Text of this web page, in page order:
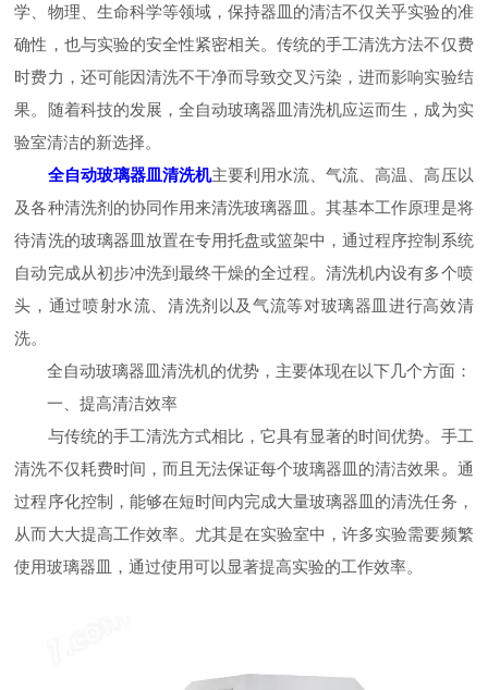
学、物理、生命科学等领域，保持器皿的清洁不仅关乎实验的准
确性，也与实验的安全性紧密相关。传统的手工清洗方法不仅费
时费力，还可能因清洗不干净而导致交叉污染，进而影响实验结
果。随着科技的发展，全自动玻璃器皿清洗机应运而生，成为实
验室清洁的新选择。
全自动玻璃器皿清洗机主要利用水流、气流、高温、高压以
及各种清洗剂的协同作用来清洗玻璃器皿。其基本工作原理是将
待清洗的玻璃器皿放置在专用托盘或篮架中，通过程序控制系统
自动完成从初步冲洗到最终干燥的全过程。清洗机内设有多个喷
头，通过喷射水流、清洗剂以及气流等对玻璃器皿进行高效清
洗。
全自动玻璃器皿清洗机的优势，主要体现在以下几个方面：
一、提高清洁效率
与传统的手工清洗方式相比，它具有显著的时间优势。手工
清洗不仅耗费时间，而且无法保证每个玻璃器皿的清洁效果。通
过程序化控制，能够在短时间内完成大量玻璃器皿的清洗任务，
从而大大提高工作效率。尤其是在实验室中，许多实验需要频繁
使用玻璃器皿，通过使用可以显著提高实验的工作效率。